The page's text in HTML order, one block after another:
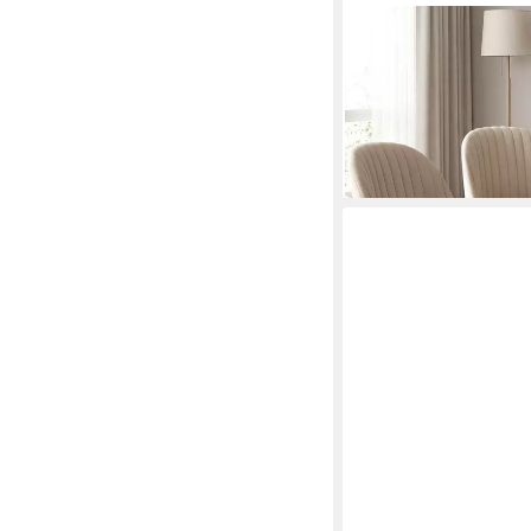
Esszimmerstuhl 4er
(75,00 €/ 1 Stk)
-36%
in 4-5 Werktagen bei dir